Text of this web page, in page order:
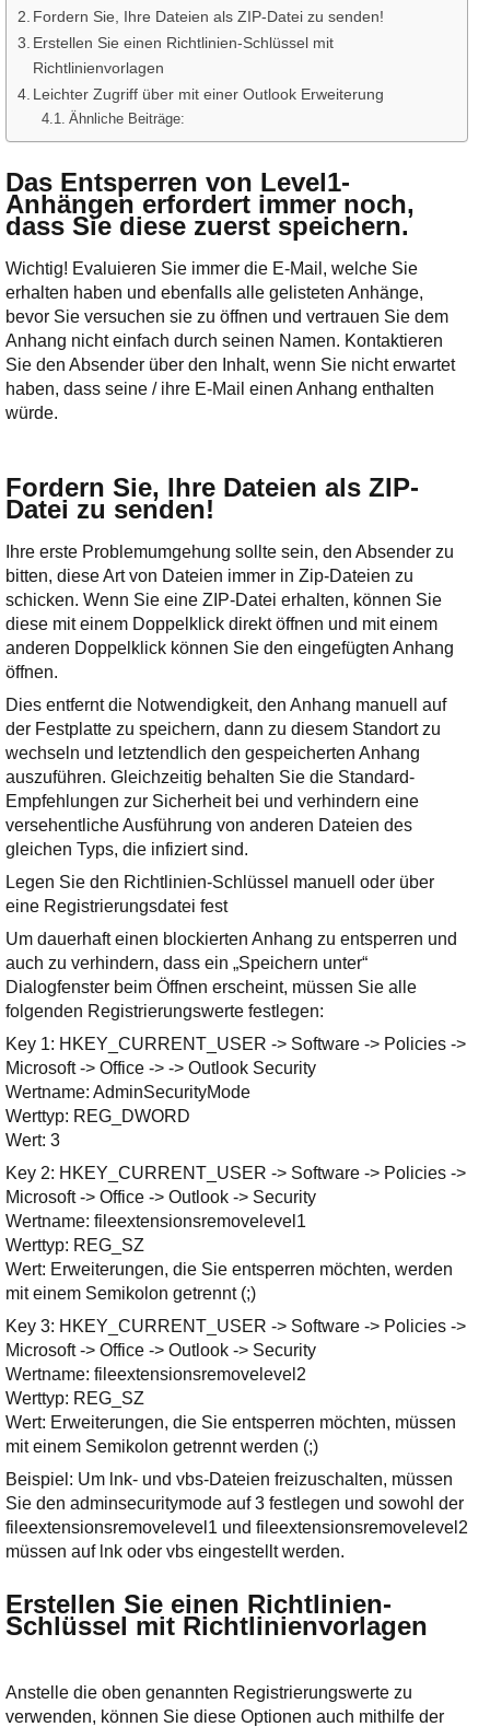
Fordern Sie, Ihre Dateien als ZIP-Datei zu senden!
Erstellen Sie einen Richtlinien-Schlüssel mit
Richtlinienvorlagen
Leichter Zugriff über mit einer Outlook Erweiterung
Ähnliche Beiträge:
Das Entsperren von Level1-
Anhängen erfordert immer noch,
dass Sie diese zuerst speichern.
Wichtig! Evaluieren Sie immer die E-Mail, welche Sie
erhalten haben und ebenfalls alle gelisteten Anhänge,
bevor Sie versuchen sie zu öffnen und vertrauen Sie dem
Anhang nicht einfach durch seinen Namen. Kontaktieren
Sie den Absender über den Inhalt, wenn Sie nicht erwartet
haben, dass seine / ihre E-Mail einen Anhang enthalten
würde.
Fordern Sie, Ihre Dateien als ZIP-
Datei zu senden!
Ihre erste Problemumgehung sollte sein, den Absender zu
bitten, diese Art von Dateien immer in Zip-Dateien zu
schicken. Wenn Sie eine ZIP-Datei erhalten, können Sie
diese mit einem Doppelklick direkt öffnen und mit einem
anderen Doppelklick können Sie den eingefügten Anhang
öffnen.
Dies entfernt die Notwendigkeit, den Anhang manuell auf
der Festplatte zu speichern, dann zu diesem Standort zu
wechseln und letztendlich den gespeicherten Anhang
auszuführen. Gleichzeitig behalten Sie die Standard-
Empfehlungen zur Sicherheit bei und verhindern eine
versehentliche Ausführung von anderen Dateien des
gleichen Typs, die infiziert sind.
Legen Sie den Richtlinien-Schlüssel manuell oder über
eine Registrierungsdatei fest
Um dauerhaft einen blockierten Anhang zu entsperren und
auch zu verhindern, dass ein „Speichern unter“
Dialogfenster beim Öffnen erscheint, müssen Sie alle
folgenden Registrierungswerte festlegen:
Key 1: HKEY_CURRENT_USER -> Software -> Policies ->
Microsoft -> Office -> -> Outlook Security
Wertname: AdminSecurityMode
Werttyp: REG_DWORD
Wert: 3
Key 2: HKEY_CURRENT_USER -> Software -> Policies ->
Microsoft -> Office -> Outlook -> Security
Wertname: fileextensionsremovelevel1
Werttyp: REG_SZ
Wert: Erweiterungen, die Sie entsperren möchten, werden
mit einem Semikolon getrennt (;)
Key 3: HKEY_CURRENT_USER -> Software -> Policies ->
Microsoft -> Office -> Outlook -> Security
Wertname: fileextensionsremovelevel2
Werttyp: REG_SZ
Wert: Erweiterungen, die Sie entsperren möchten, müssen
mit einem Semikolon getrennt werden (;)
Beispiel: Um lnk- und vbs-Dateien freizuschalten, müssen
Sie den adminsecuritymode auf 3 festlegen und sowohl der
fileextensionsremovelevel1 und fileextensionsremovelevel2
müssen auf lnk oder vbs eingestellt werden.
Erstellen Sie einen Richtlinien-
Schlüssel mit Richtlinienvorlagen
Anstelle die oben genannten Registrierungswerte zu
verwenden, können Sie diese Optionen auch mithilfe der